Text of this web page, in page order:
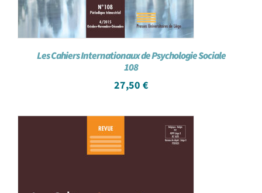
Les Cahiers Internationaux de Psychologie Sociale
108
27,50 €